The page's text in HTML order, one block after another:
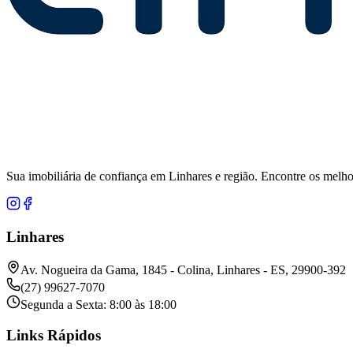
Sua imobiliária de confiança em Linhares e região. Encontre os
Linhares
Av. Nogueira da Gama, 1845 - Colina, Linhares - ES, 29900-392
(27) 99627-7070
Segunda a Sexta: 8:00 às 18:00
Links Rápidos